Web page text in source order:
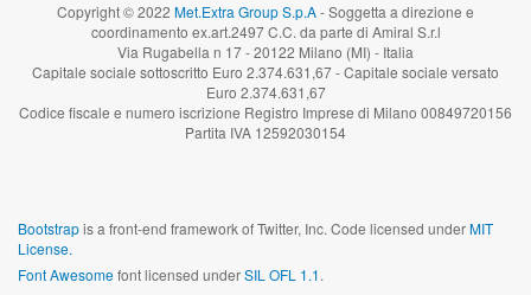
Copyright © 2022 Met.Extra Group S.p.A- Soggetta a direzione e
coordinamento ex.art.2497 C.C. da parte di Amiral S.r.l
Via Rugabella n 17 - 20122 Milano (MI) - Italia
Capitale sociale sottoscritto Euro 2.374.631,67 - Capitale sociale versato
Euro 2.374.631,67
Codice fiscale e numero iscrizione Registro Imprese di Milano 00849720156
Partita IVA 12592030154
Bootstrapis a front-end framework of Twitter, Inc. Code licensed underMIT
License.
Font Awesomefont licensed underSIL OFL 1.1.